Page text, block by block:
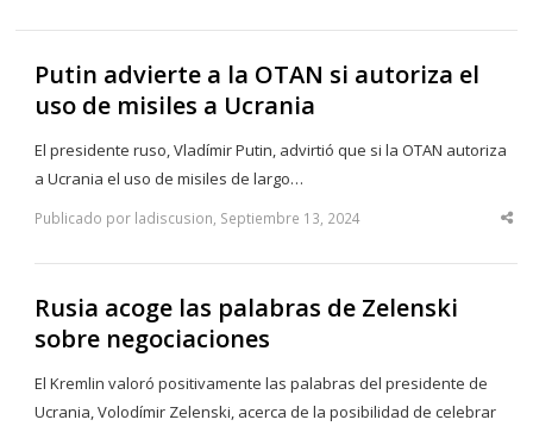
Putin advierte a la OTAN si autoriza el
uso de misiles a Ucrania
El presidente ruso, Vladímir Putin, advirtió que si la OTAN autoriza
a Ucrania el uso de misiles de largo…
Publicado por ladiscusion, Septiembre 13, 2024
Rusia acoge las palabras de Zelenski
sobre negociaciones
El Kremlin valoró positivamente las palabras del presidente de
Ucrania, Volodímir Zelenski, acerca de la posibilidad de celebrar